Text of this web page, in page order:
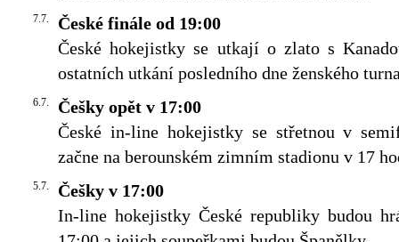
7.7.
České finále od 19:00
České hokejistky se utkají o zlato s
ostatních utkání posledního dne ženského
6.7.
Češky opět v 17:00
České in-line hokejistky se střetnou v
začne na berounském zimním stadionu v 17
5.7.
Češky v 17:00
In-line hokejistky České republiky budou